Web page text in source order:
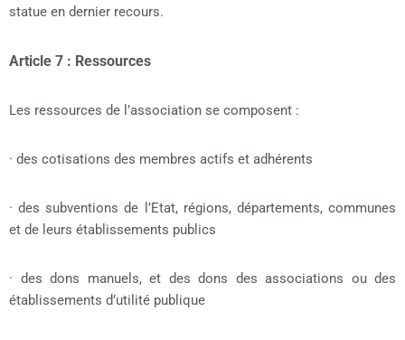
statue en dernier recours.
Article 7 : Ressources
Les ressources de l’association se composent :
· des cotisations des membres actifs et adhérents
· des subventions de l’Etat, régions, départements, communes
et de leurs établissements publics
· des dons manuels, et des dons des associations ou des
établissements d’utilité publique